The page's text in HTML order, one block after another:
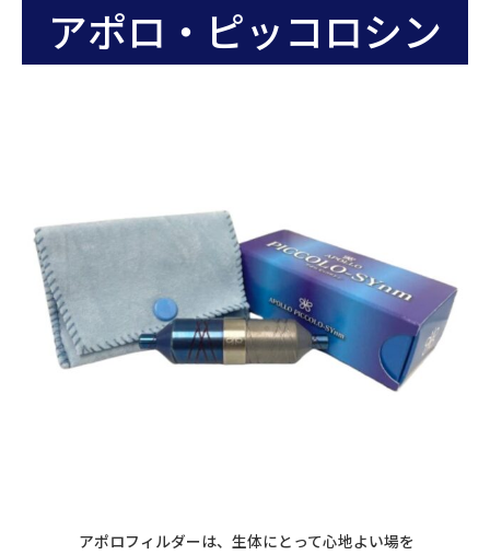
アポロ・ピッコロシン
アポロフィルダーは、生体にとって心地よい場を